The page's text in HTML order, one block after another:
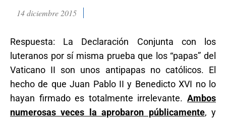
14 diciembre 2015
Respuesta: La Declaración Conjunta con los
luteranos por sí misma prueba que los “papas” del
Vaticano II son unos antipapas no católicos. El
hecho de que Juan Pablo II y Benedicto XVI no lo
hayan firmado es totalmente irrelevante. Ambos
numerosas veces la aprobaron públicamente, y